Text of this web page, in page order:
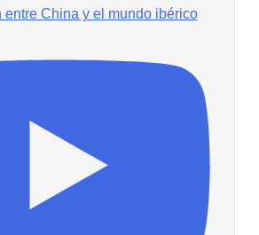
entre China y el mundo ibérico